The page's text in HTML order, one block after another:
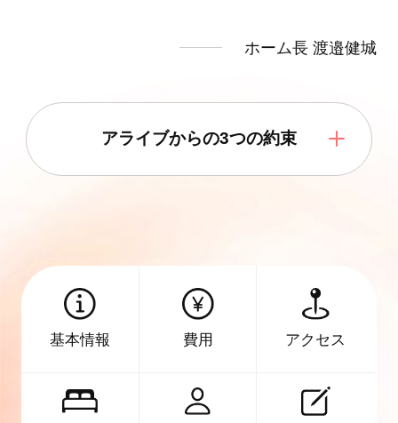
ホーム長 渡邉健城
アライブからの3つの約束
基本情報 費用 アクセス